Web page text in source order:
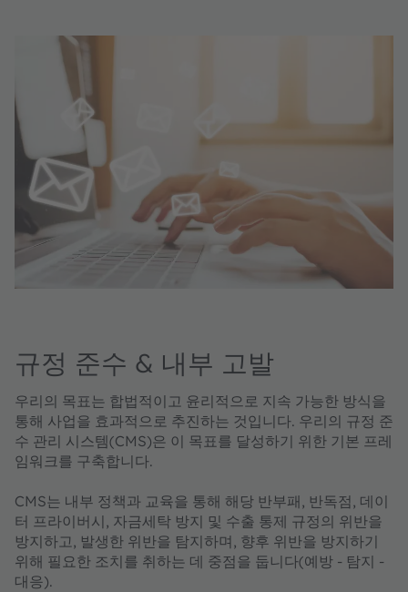
규정 준수 & 내부 고발
우리의 목표는 합법적이고 윤리적으로 지속 가능한 방식을
통해 사업을 효과적으로 추진하는 것입니다. 우리의 규정 준
수 관리 시스템(CMS)은 이 목표를 달성하기 위한 기본 프레
임워크를 구축합니다.
CMS는 내부 정책과 교육을 통해 해당 반부패, 반독점, 데이
터 프라이버시, 자금세탁 방지 및 수출 통제 규정의 위반을
방지하고, 발생한 위반을 탐지하며, 향후 위반을 방지하기
위해 필요한 조치를 취하는 데 중점을 둡니다(예방 - 탐지 -
대응).